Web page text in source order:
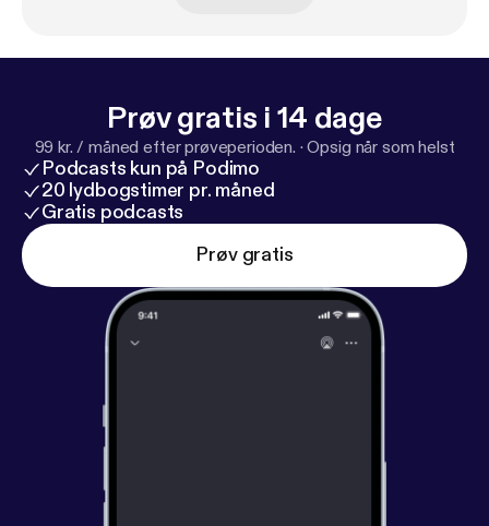
Prøv gratis i 14 dage
99 kr. / måned efter prøveperioden. ·Opsig når som helst
Podcasts kun på Podimo
20 lydbogstimer pr. måned
Gratis podcasts
Prøv gratis